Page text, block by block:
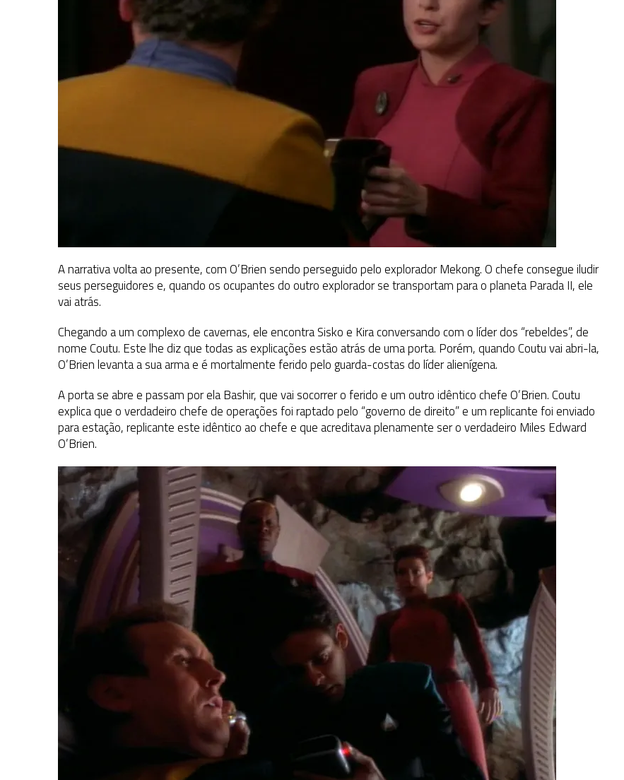
A narrativa volta ao presente, com O’Brien sendo perseguido pelo explorador Mekong. O chefe consegue iludir
seus perseguidores e, quando os ocupantes do outro explorador se transportam para o planeta Parada II, ele
vai atrás.
Chegando a um complexo de cavernas, ele encontra Sisko e Kira conversando com o líder dos “rebeldes”, de
nome Coutu. Este lhe diz que todas as explicações estão atrás de uma porta. Porém, quando Coutu vai abri-la,
O’Brien levanta a sua arma e é mortalmente ferido pelo guarda-costas do líder alienígena.
A porta se abre e passam por ela Bashir, que vai socorrer o ferido e um outro idêntico chefe O’Brien. Coutu
explica que o verdadeiro chefe de operações foi raptado pelo “governo de direito” e um replicante foi enviado
para estação, replicante este idêntico ao chefe e que acreditava plenamente ser o verdadeiro Miles Edward
O’Brien.